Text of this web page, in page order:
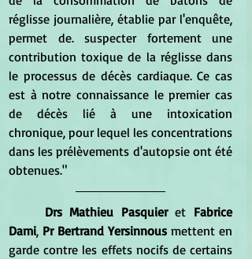
réglisse journalière, établie par l'enquête,
permet de. suspecter fortement une
contribution toxique de la réglisse dans
le processus de décès cardiaque. Ce cas
est à notre connaissance le premier cas
de décès lié à une intoxication
chronique, pour lequel les concentrations
dans les prélèvements d'autopsie ont été
obtenues."
Drs Mathieu Pasquier et Fabrice
Dami, Pr Bertrand Yersinnous mettent en
garde contre les effets nocifs de certains